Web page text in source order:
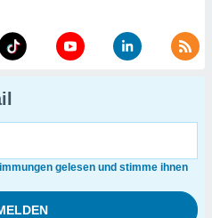
gelesen und stimme ihnen